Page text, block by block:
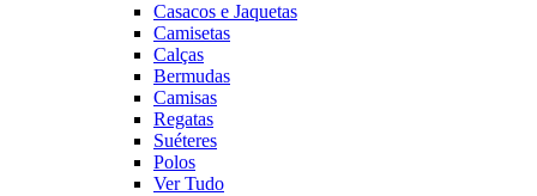
Casacos e Jaquetas
Camisetas
Calças
Bermudas
Camisas
Regatas
Suéteres
Polos
Ver Tudo